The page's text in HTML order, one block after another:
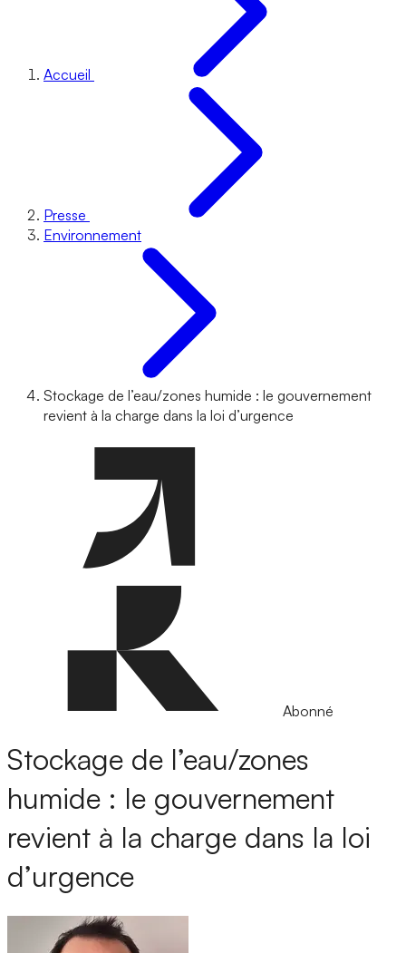
Accueil
Presse
Environnement
Stockage de l’eau/zones humide : le gouvernement
revient à la charge dans la loi d’urgence
Abonné
Stockage de l’eau/zones
humide : le gouvernement
revient à la charge dans la loi
d’urgence